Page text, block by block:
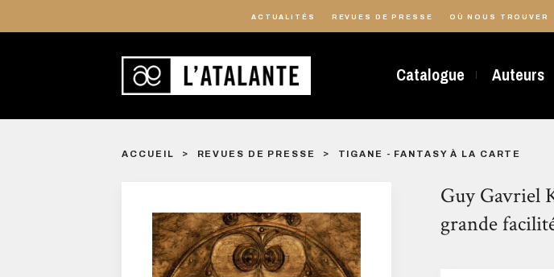
ACTUALITÉS REVUES DE PRESSE OÙ NOUS TROUVER
Catalogue Auteurs
ACCUEIL REVUES DE PRESSE TIGANE - FANTASY À LA CARTE
Guy Gavriel
grande